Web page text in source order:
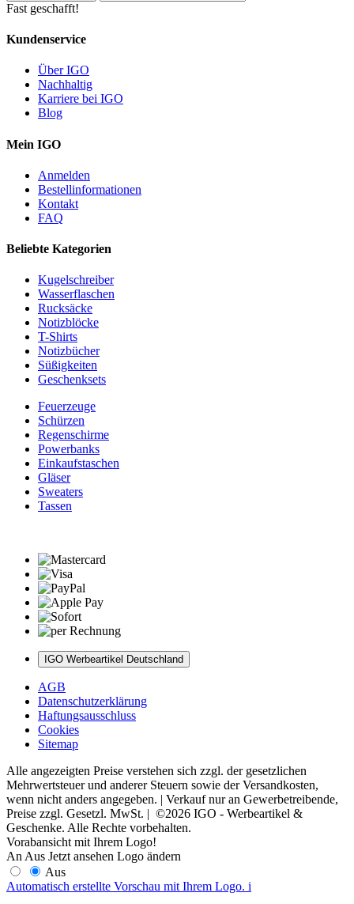
Fast geschafft!
Kundenservice
Über IGO
Nachhaltig
Karriere bei IGO
Blog
Mein IGO
Anmelden
Bestellinformationen
Kontakt
FAQ
Beliebte Kategorien
Kugelschreiber
Wasserflaschen
Rucksäcke
Notizblöcke
T-Shirts
Notizbücher
Süßigkeiten
Geschenksets
Feuerzeuge
Schürzen
Regenschirme
Powerbanks
Einkaufstaschen
Gläser
Sweaters
Tassen
IGO Werbeartikel Deutschland
AGB
Datenschutzerklärung
Haftungsausschluss
Cookies
Sitemap
Alle angezeigten Preise verstehen sich zzgl. der gesetzlichen
Mehrwertsteuer und anderer Steuern sowie der Versandkosten,
wenn nicht anders angegeben. | Verkauf nur an Gewerbetreibende,
Preise zzgl. Gesetzl. MwSt. | ©2026 IGO - Werbeartikel &
Geschenke. Alle Rechte vorbehalten.
Vorabansicht mit Ihrem Logo!
AnAus Jetzt ansehen Logo ändern
Aus
Automatisch erstellte Vorschau mit Ihrem Logo. i